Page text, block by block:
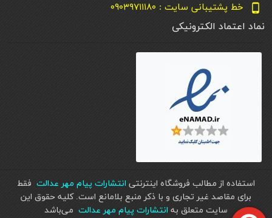
phone_android خط پشتیبانی سایت : ۰۹۰۳۹۷۱۱۱۸۰
نماد اعتماد الکترونیکی
استفاده از مطالب فروشگاه اینترنتی انتشارات پیام مهر عدالت فقط
برای مقاصد غیر تجاری و با ذکر منبع بلامانع است. کليه حقوق اين
سايت متعلق به انتشارات پیام مهر عدالت می‌باشد